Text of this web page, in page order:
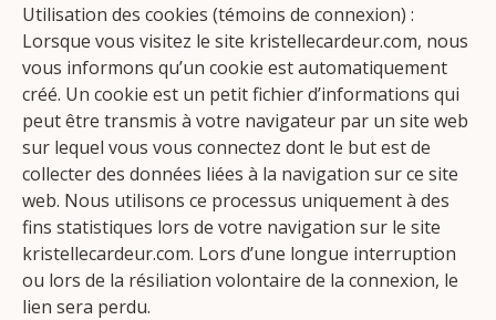
Utilisation des cookies (témoins de connexion) :
Lorsque vous visitez le site kristellecardeur.com, nous
vous informons qu’un cookie est automatiquement
créé. Un cookie est un petit fichier d’informations qui
peut être transmis à votre navigateur par un site web
sur lequel vous vous connectez dont le but est de
collecter des données liées à la navigation sur ce site
web. Nous utilisons ce processus uniquement à des
fins statistiques lors de votre navigation sur le site
kristellecardeur.com. Lors d’une longue interruption
ou lors de la résiliation volontaire de la connexion, le
lien sera perdu.